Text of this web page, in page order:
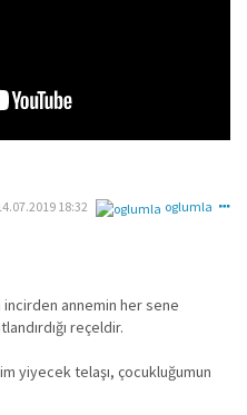
18:32 oglumla
annemin her sene
reçeldir.
yiyecek telaşı, çocukluğumun